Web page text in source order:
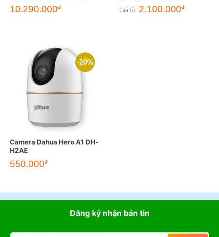
10.290.000đ Giá từ: 2.100.000đ
-20%
Camera Dahua Hero A1 DH-
H2AE
Giá
gốc
550.000đGiá
Đăng ký nhận bản tin